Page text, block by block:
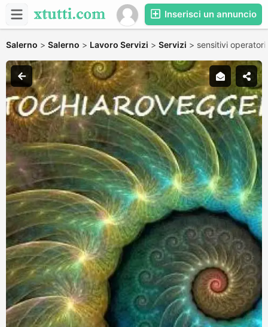
Inserisci un annuncio
Salerno > Salerno > Lavoro Servizi > Servizi > sensitivi